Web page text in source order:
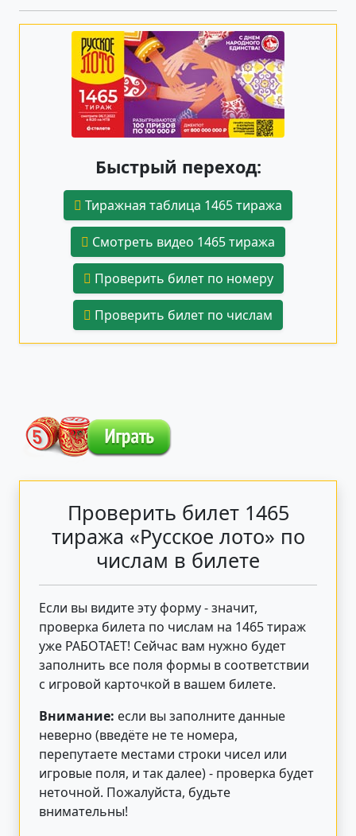
Быстрый переход:
Тиражная таблица 1465 тиража
Смотреть видео 1465 тиража
Проверить билет по номеру
Проверить билет по числам
Проверить билет 1465
тиража «Русское лото» по
числам в билете
Если вы видите эту форму - значит,
проверка билета по числам на 1465 тираж
уже РАБОТАЕТ! Сейчас вам нужно будет
заполнить все поля формы в соответствии
с игровой карточкой в вашем билете.
Внимание: если вы заполните данные
неверно (введёте не те номера,
перепутаете местами строки чисел или
игровые поля, и так далее) - проверка будет
неточной. Пожалуйста, будьте
внимательны!